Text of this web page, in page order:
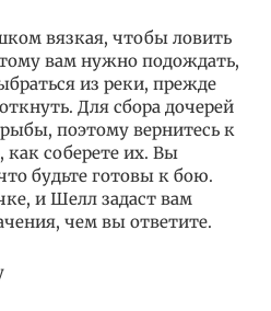
вязкая, чтобы ловить
вам нужно подождать,
из реки, прежде
Для сбора дочерей
поэтому вернитесь к
как соберете их. Вы
будьте готовы к бою.
и Шелл задаст вам
чем вы ответите.